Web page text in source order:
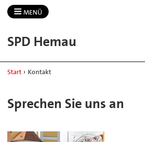
MENÜ
SPD Hemau
Start › Kontakt
Sprechen Sie uns an